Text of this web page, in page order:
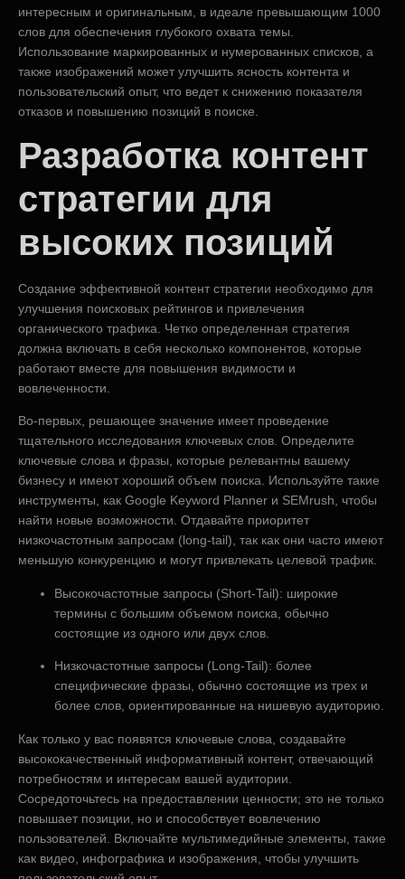
интересным и оригинальным, в идеале превышающим 1000
слов для обеспечения глубокого охвата темы.
Использование маркированных и нумерованных списков, а
также изображений может улучшить ясность контента и
пользовательский опыт, что ведет к снижению показателя
отказов и повышению позиций в поиске.
Разработка контент
стратегии для
высоких позиций
Создание эффективной контент стратегии необходимо для
улучшения поисковых рейтингов и привлечения
органического трафика. Четко определенная стратегия
должна включать в себя несколько компонентов, которые
работают вместе для повышения видимости и
вовлеченности.
Во-первых, решающее значение имеет проведение
тщательного исследования ключевых слов. Определите
ключевые слова и фразы, которые релевантны вашему
бизнесу и имеют хороший объем поиска. Используйте такие
инструменты, как Google Keyword Planner и SEMrush, чтобы
найти новые возможности. Отдавайте приоритет
низкочастотным запросам (long-tail), так как они часто имеют
меньшую конкуренцию и могут привлекать целевой трафик.
Высокочастотные запросы (Short-Tail): широкие
термины с большим объемом поиска, обычно
состоящие из одного или двух слов.
Низкочастотные запросы (Long-Tail): более
специфические фразы, обычно состоящие из трех и
более слов, ориентированные на нишевую аудиторию.
Как только у вас появятся ключевые слова, создавайте
высококачественный информативный контент, отвечающий
потребностям и интересам вашей аудитории.
Сосредоточьтесь на предоставлении ценности; это не только
повышает позиции, но и способствует вовлечению
пользователей. Включайте мультимедийные элементы, такие
как видео, инфографика и изображения, чтобы улучшить